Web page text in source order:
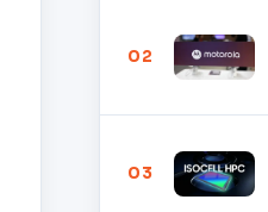
02
03